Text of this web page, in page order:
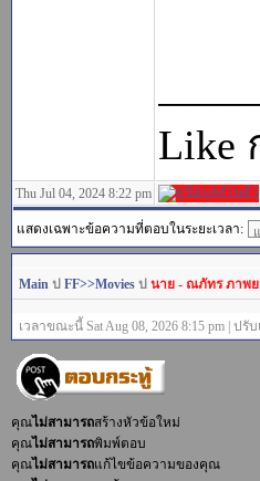
Like
Thu Jul 04, 2024 8:22 pm
แสดงเฉพาะข้อความที่ตอบในระยะเวลา:
Main ป FF>>Movies ป นาย - ณภัทร ภาพ
เวลาขณะนี้ Sat Aug 08, 2026 8:15 pm | ปรั
คุณไม่สามารถสร้างหัวข้อใหม่
คุณไม่สามารถพิมพ์ตอบ
คุณไม่สามารถแก้ไขข้อความของคุณ